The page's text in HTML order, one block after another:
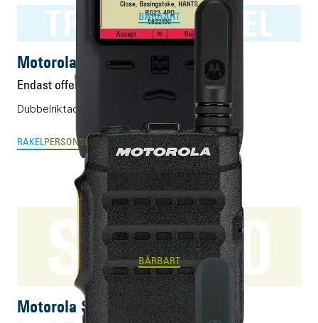
TPG2200 RAKEL
BÄRBART
Motorola TPG2200 RAKEL
Endast offert
Dubbelriktad personsökare för RAKEL.
RAKELPERSONSÖKARE
SL1600
BÄRBART
Motorola SL1600